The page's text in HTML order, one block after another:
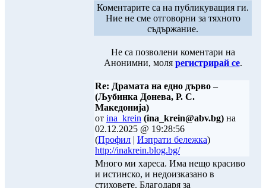
Коментарите са на публикуващия ги.
Ние не сме отговорни за тяхното
съдържание.
Не са позволени коментари на
Анонимни, моля регистрирай се.
Re: Драмата на едно дърво –
(Љубинка Донева, Р. С.
Македонија)
от ina_krein (ina_krein@abv.bg) на
02.12.2025 @ 19:28:56
(Профил | Изпрати бележка)
http://inakrein.blog.bg/
Много ми хареса. Има нещо красиво
и истинско, и недоизказано в
стиховете. Благодаря за